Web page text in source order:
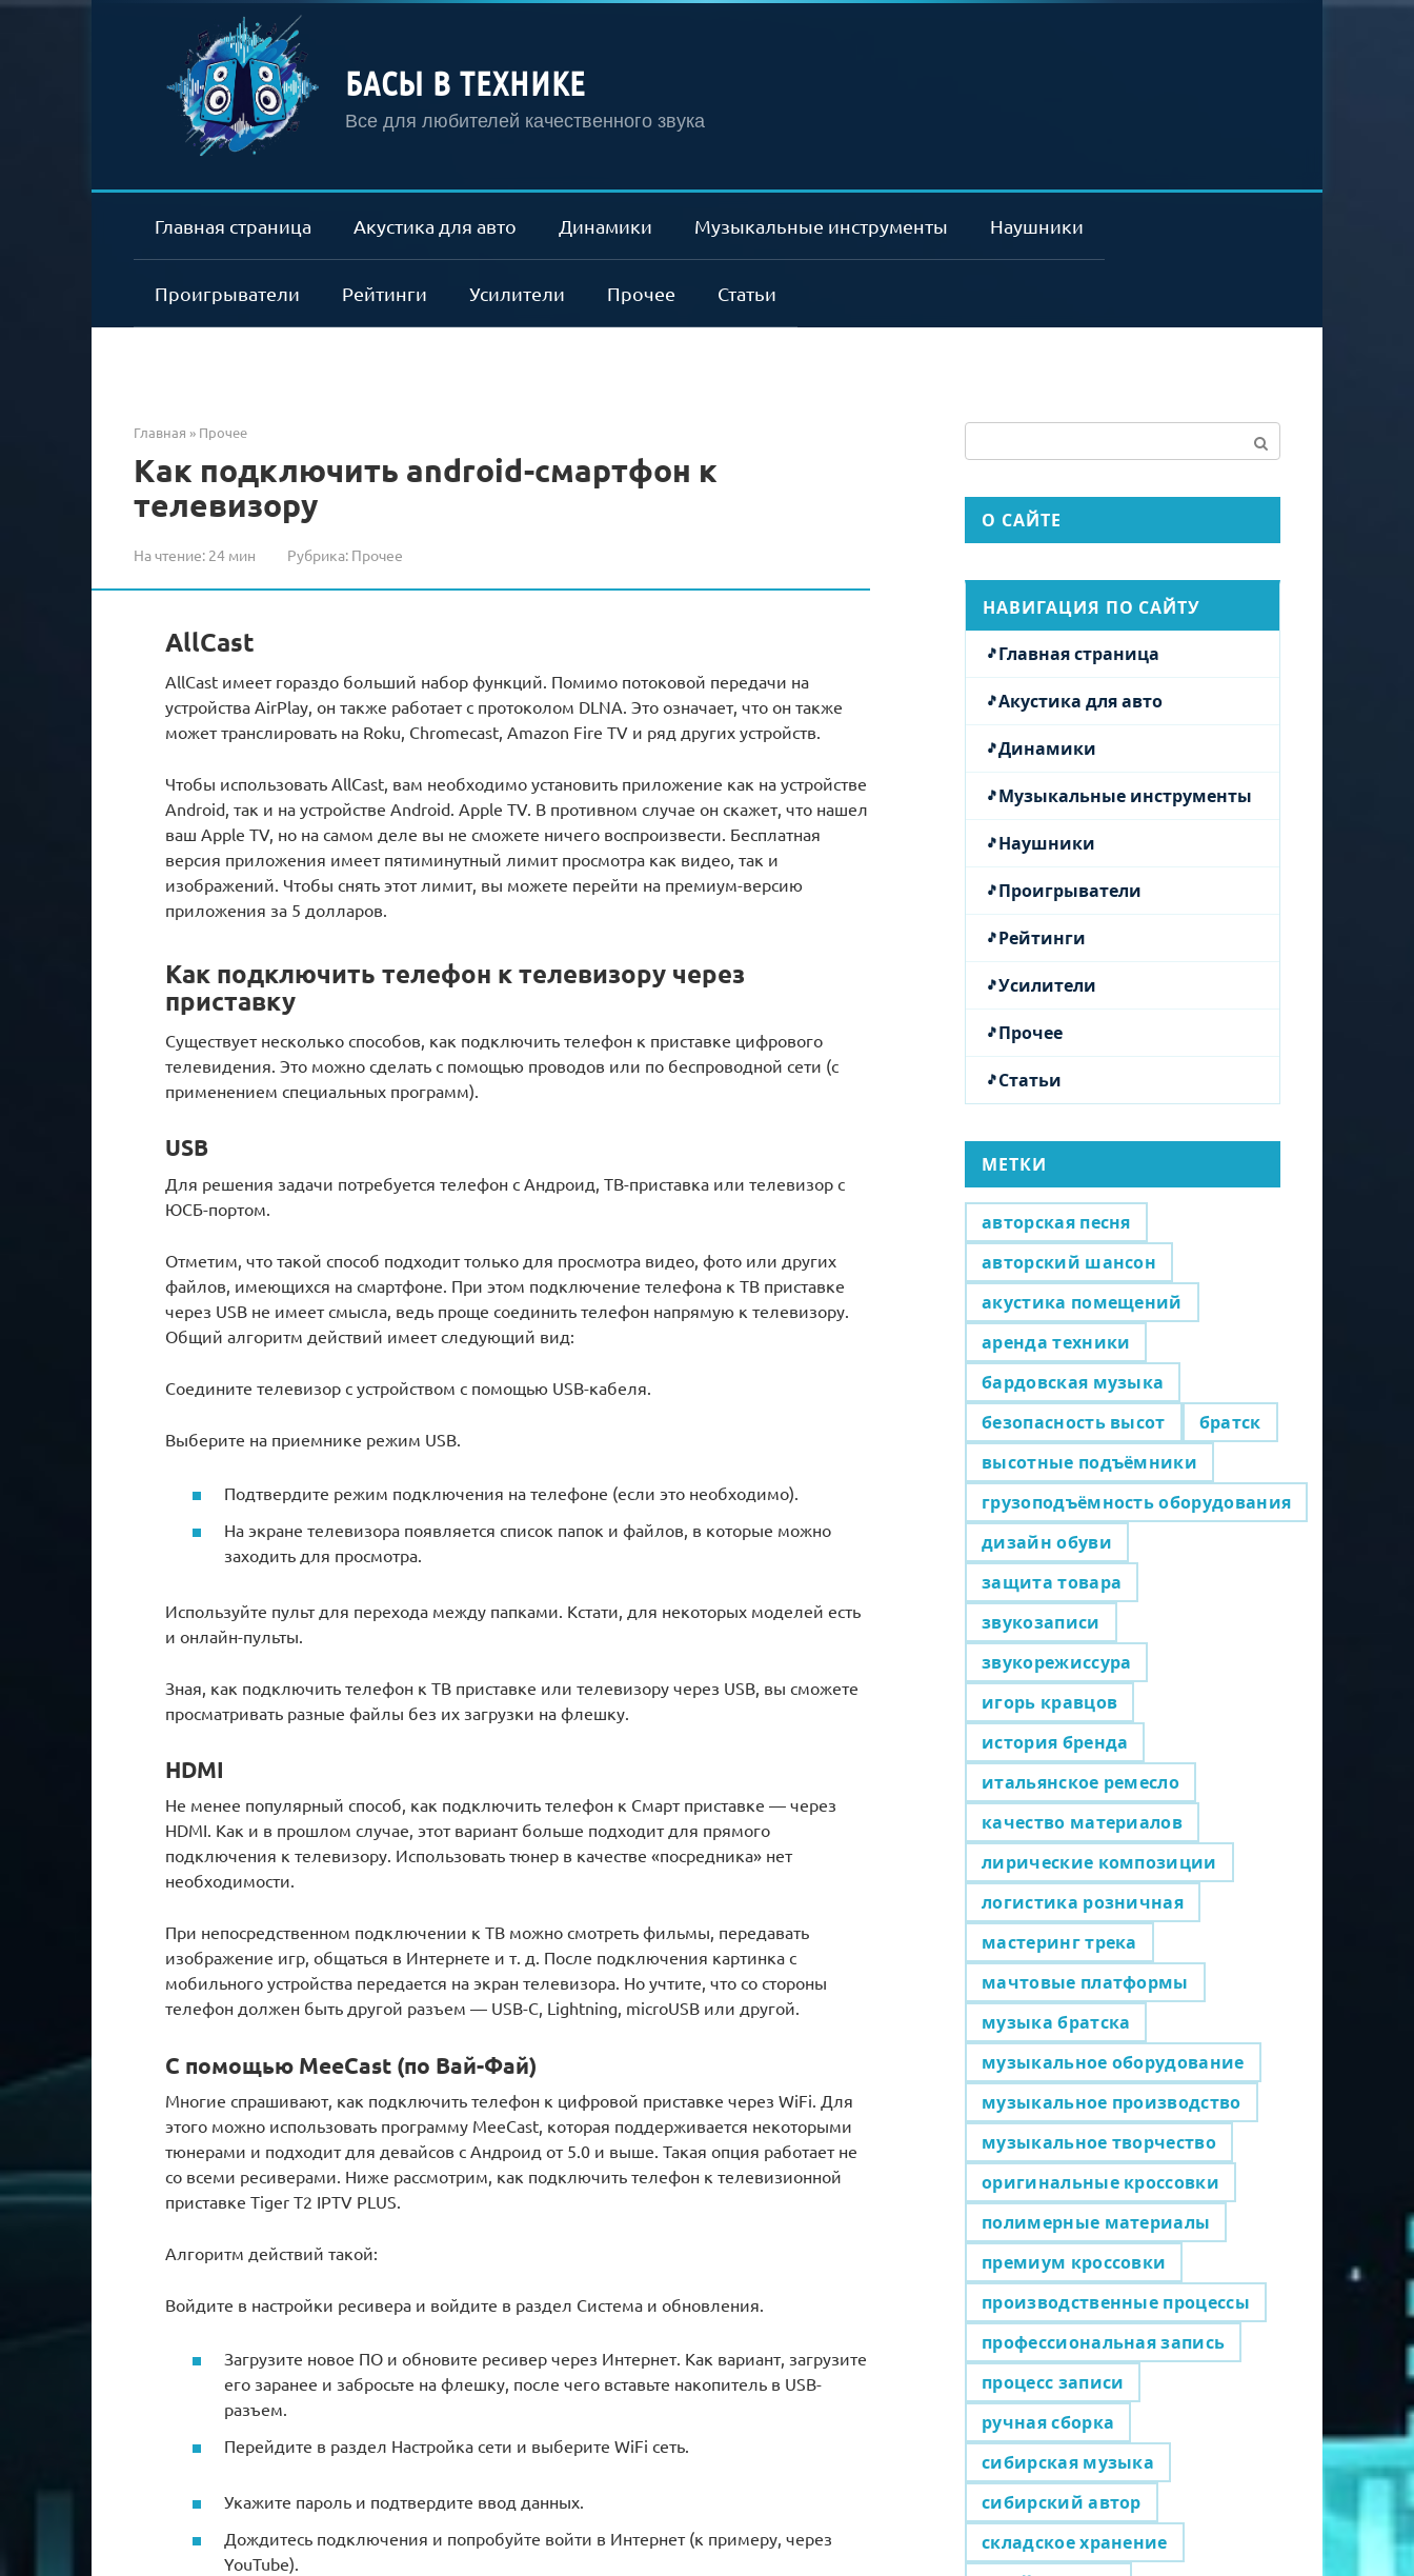
БАСЫ В ТЕХНИКЕ
Все для любителей качественного звука
Главная страница Акустика для авто Динамики Музыкальные инструменты Наушники
Проигрыватели Рейтинги Усилители Прочее Статьи
Главная » Прочее
Как подключить android-смартфон к
телевизору
На чтение: 24 мин Рубрика: Прочее
AllCast
AllCast имеет гораздо больший набор функций. Помимо потоковой передачи на
устройства AirPlay, он также работает с протоколом DLNA. Это означает, что он также
может транслировать на Roku, Chromecast, Amazon Fire TV и ряд других устройств.
Чтобы использовать AllCast, вам необходимо установить приложение как на устройстве
Android, так и на устройстве Android. Apple TV. В противном случае он скажет, что нашел
ваш Apple TV, но на самом деле вы не сможете ничего воспроизвести. Бесплатная
версия приложения имеет пятиминутный лимит просмотра как видео, так и
изображений. Чтобы снять этот лимит, вы можете перейти на премиум-версию
приложения за 5 долларов.
Как подключить телефон к телевизору через
приставку
Существует несколько способов, как подключить телефон к приставке цифрового
телевидения. Это можно сделать с помощью проводов или по беспроводной сети (с
применением специальных программ).
USB
Для решения задачи потребуется телефон с Андроид, ТВ-приставка или телевизор с
ЮСБ-портом.
Отметим, что такой способ подходит только для просмотра видео, фото или других
файлов, имеющихся на смартфоне. При этом подключение телефона к ТВ приставке
через USB не имеет смысла, ведь проще соединить телефон напрямую к телевизору.
Общий алгоритм действий имеет следующий вид:
Соедините телевизор с устройством с помощью USB-кабеля.
Выберите на приемнике режим USB.
Подтвердите режим подключения на телефоне (если это необходимо).
На экране телевизора появляется список папок и файлов, в которые можно
заходить для просмотра.
Используйте пульт для перехода между папками. Кстати, для некоторых моделей есть
и онлайн-пульты.
Зная, как подключить телефон к ТВ приставке или телевизору через USB, вы сможете
просматривать разные файлы без их загрузки на флешку.
HDMI
Не менее популярный способ, как подключить телефон к Смарт приставке — через
HDMI. Как и в прошлом случае, этот вариант больше подходит для прямого
подключения к телевизору. Использовать тюнер в качестве «посредника» нет
необходимости.
При непосредственном подключении к ТВ можно смотреть фильмы, передавать
изображение игр, общаться в Интернете и т. д. После подключения картинка с
мобильного устройства передается на экран телевизора. Но учтите, что со стороны
телефон должен быть другой разъем — USB-C, Lightning, microUSB или другой.
С помощью MeeCast (по Вай-Фай)
Многие спрашивают, как подключить телефон к цифровой приставке через WiFi. Для
этого можно использовать программу MeeCast, которая поддерживается некоторыми
тюнерами и подходит для девайсов с Андроид от 5.0 и выше. Такая опция работает не
со всеми ресиверами. Ниже рассмотрим, как подключить телефон к телевизионной
приставке Tiger T2 IPTV PLUS.
Алгоритм действий такой:
Войдите в настройки ресивера и войдите в раздел Система и обновления.
Загрузите новое ПО и обновите ресивер через Интернет. Как вариант, загрузите
его заранее и забросьте на флешку, после чего вставьте накопитель в USB-
разъем.
Перейдите в раздел Настройка сети и выберите WiFi сеть.
Укажите пароль и подтвердите ввод данных.
Дождитесь подключения и попробуйте войти в Интернет (к примеру, через
YouTube).
О САЙТЕ
НАВИГАЦИЯ ПО САЙТУ
Главная страница
Акустика для авто
Динамики
Музыкальные инструменты
Наушники
Проигрыватели
Рейтинги
Усилители
Прочее
Статьи
МЕТКИ
авторская песня
авторский шансон
акустика помещений
аренда техники
бардовская музыка
безопасность высот
братск
высотные подъёмники
грузоподъёмность оборудования
дизайн обуви
защита товара
звукозаписи
звукорежиссура
игорь кравцов
история бренда
итальянское ремесло
качество материалов
лирические композиции
логистика розничная
мастеринг трека
мачтовые платформы
музыка братска
музыкальное оборудование
музыкальное производство
музыкальное творчество
оригинальные кроссовки
полимерные материалы
премиум кроссовки
производственные процессы
профессиональная запись
процесс записи
ручная сборка
сибирская музыка
сибирский автор
складское хранение